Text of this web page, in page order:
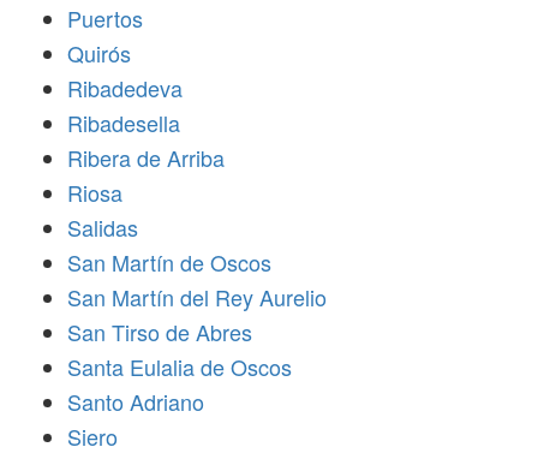
Puertos
Quirós
Ribadedeva
Ribadesella
Ribera de Arriba
Riosa
Salidas
San Martín de Oscos
San Martín del Rey Aurelio
San Tirso de Abres
Santa Eulalia de Oscos
Santo Adriano
Siero